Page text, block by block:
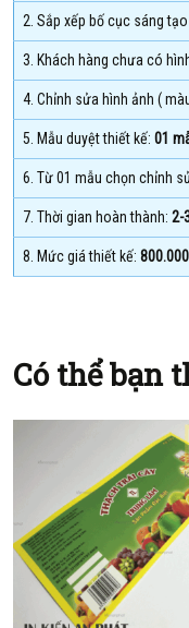
2. Sắp xếp bố cục sáng
3. Khách hàng chưa có
4. Chỉnh sửa hình ảnh (
5. Mẫu duyệt thiết kế:01
6. Từ 01 mẫu chọn chỉnh
7. Thời gian hoàn thành:2-
8. Mức giá thiết kế:
Có thể bạn